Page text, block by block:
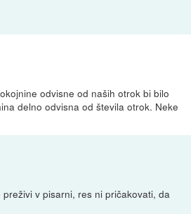
odvisne od naših otrok bi bilo
delno odvisna od števila otrok. Neke
v pisarni, res ni pričakovati, da